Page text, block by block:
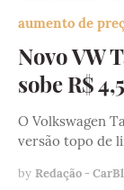
aumento de
Novo VW
sobe R$
O Volkswagen
versão topo de
by Redação -